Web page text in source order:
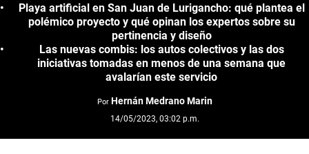
Playa artificial en San Juan de Lurigancho: qué plantea el
polémico proyecto y qué opinan los expertos sobre su
pertinencia y diseño
Las nuevas combis: los autos colectivos y las dos
iniciativas tomadas en menos de una semana que
avalarían este servicio
Por Hernán Medrano Marin
14/05/2023, 03:02 p.m.